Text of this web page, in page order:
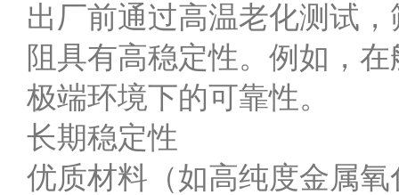
出厂前通过高温老化测试
阻具有高稳定性。例如，
极端环境下的可靠性。
长期稳定性
优质材料（如高纯度金属